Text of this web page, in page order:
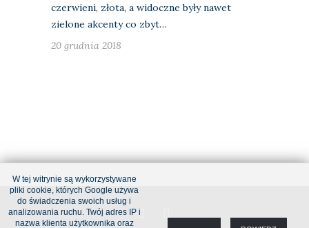
czerwieni, złota, a widoczne były nawet
zielone akcenty co zbyt…
20 grudnia 2018
W tej witrynie są wykorzystywane
pliki cookie, których Google używa
do świadczenia swoich usług i
analizowania ruchu. Twój adres IP i
nazwa klienta użytkownika oraz